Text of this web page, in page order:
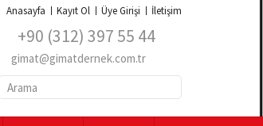
Anasayfa Kayıt Ol Üye Girişi İletişim
+90 (312) 397 55 44
gimat@gimatdernek.com.tr